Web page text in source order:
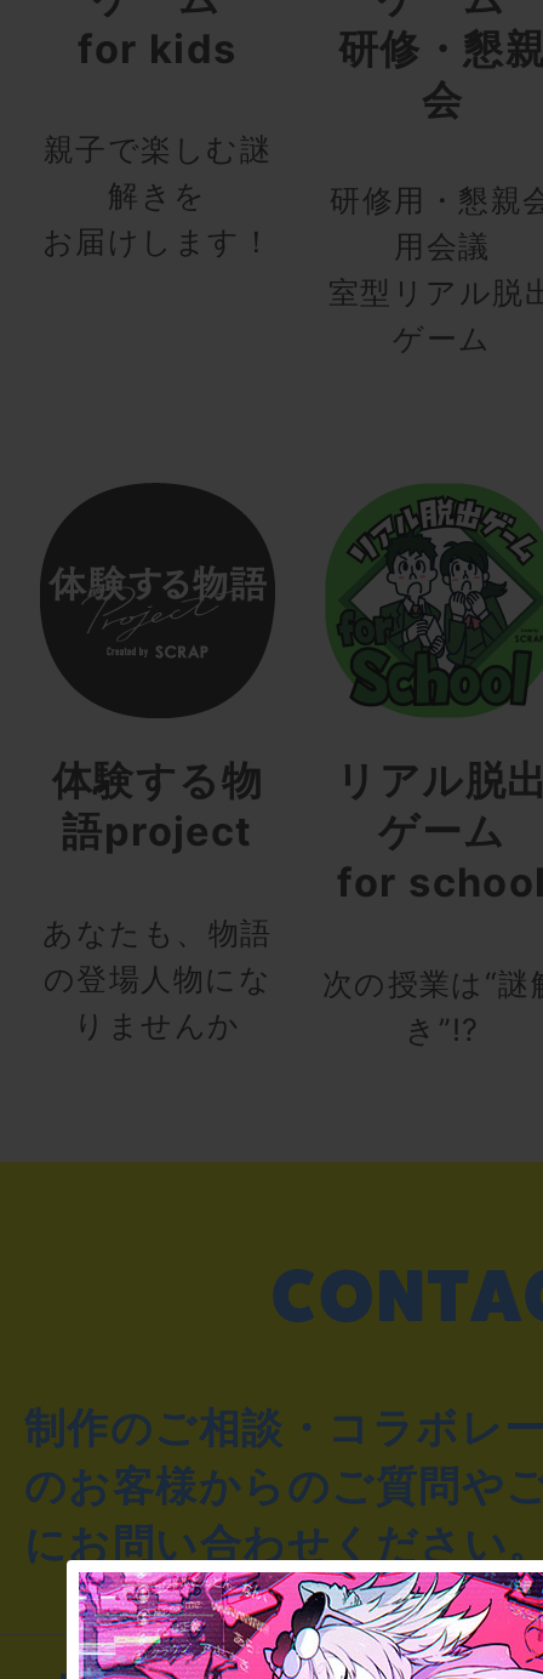
for kids
親子で楽しむ謎
解きを
お届けします！
研修・懇
会
研修用・懇親
用会議
室型リアル脱
ゲーム
体験する物
語project
あなたも、物語
の登場人物にな
りませんか
リアル脱
ゲーム
for
次の授業は“謎
き”!?
制作のご相談・コラボレ
のお客様からのご質問や
にお問い合わせください